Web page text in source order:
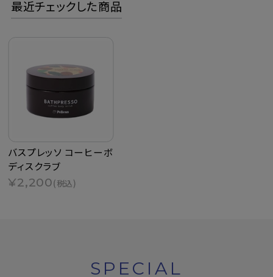
最近チェックした商品
バスプレッソ コーヒーボ
ディスクラブ
¥2,200(税込)
SPECIAL